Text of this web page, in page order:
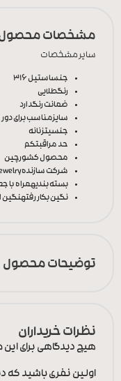
مشخصات
سایر مشخصات
جنساستیل 316
رنگطلایی
ضمانت رنگدارد
سایزمناسب برای دور مچ تا 17
جنسیتزنانه
حد مراقبتکم
محصول کشورچین
شرکت سازنده
بسته بندیهمراه با
نگین بکار رفتهنگین
توضیحات محصول
نظرات خریداران
هیچ دیدگاهی برای
اولین نفری باشید که